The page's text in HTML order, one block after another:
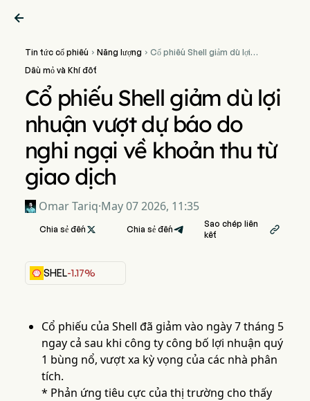

Tin tức cổ phiếu  Năng lượng  Cổ phiếu Shell giảm dù lợi
Dầu mỏ và Khí đốt
Cổ phiếu Shell giảm dù lợi
nhuận vượt dự báo do
nghi ngại về khoản thu từ
giao dịch
Omar Tariq·May 07 2026, 11:35
Chia sẻ đến  Chia sẻ đến
Sao chép liên
kết

SHEL-1.17%
Cổ phiếu của Shell đã giảm vào ngày 7 tháng 5
ngay cả sau khi công ty công bố lợi nhuận quý
1 bùng nổ, vượt xa kỳ vọng của các nhà phân
tích.
* Phản ứng tiêu cực của thị trường cho thấy